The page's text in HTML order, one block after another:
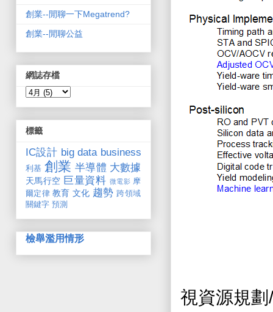
視資源規劃
創業--閒聊一下Megatrend?
創業--閒聊公益
網誌存檔
標籤
IC設計 big data business
利基 創業 半導體 大數據
天馬行空 巨量資料 微電影 摩
爾定律 教育 文化 趨勢 跨領域
關鍵字 預測
檢舉濫用情形